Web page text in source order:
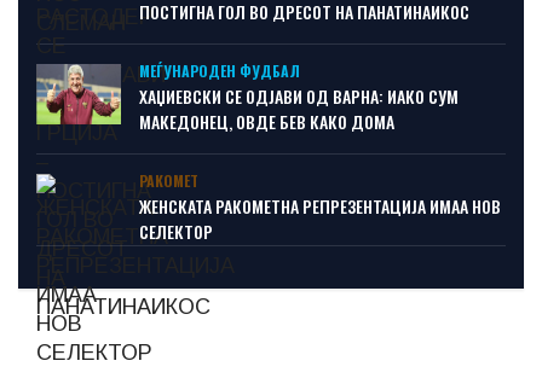
ПОСТИГНА ГОЛ ВО ДРЕСОТ НА ПАНАТИНАИКОС
МЕЃУНАРОДЕН ФУДБАЛ
ХАЏИЕВСКИ СЕ ОДЈАВИ ОД ВАРНА: ИАКО СУМ
МАКЕДОНЕЦ, ОВДЕ БЕВ КАКО ДОМА
РАКОМЕТ
ЖЕНСКАТА РАКОМЕТНА РЕПРЕЗЕНТАЦИЈА ИМАА НОВ
СЕЛЕКТОР